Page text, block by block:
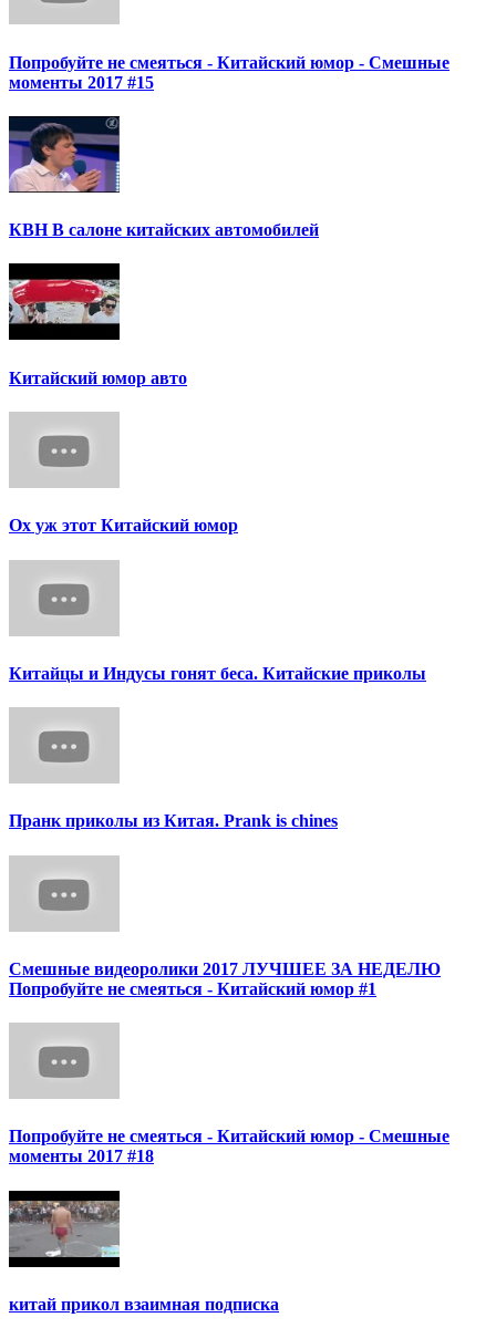
Попробуйте не смеяться - Китайский юмор - Смешные
моменты 2017 #15
КВН В салоне китайских автомобилей
Китайский юмор авто
Ох уж этот Китайский юмор
Китайцы и Индусы гонят беса. Китайские приколы
Пранк приколы из Китая. Prank is chines
Смешные видеоролики 2017 ЛУЧШЕЕ ЗА НЕДЕЛЮ
Попробуйте не смеяться - Китайский юмор #1
Попробуйте не смеяться - Китайский юмор - Смешные
моменты 2017 #18
китай прикол взаимная подписка